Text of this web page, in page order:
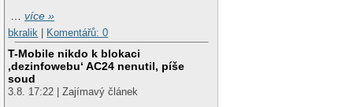
…více »
bkralik
Komentářů: 0
T-Mobile nikdo k blokaci
‚dezinfowebu‘ AC24 nenutil, píše
soud
3.8. 17:22 | Zajímavý článek